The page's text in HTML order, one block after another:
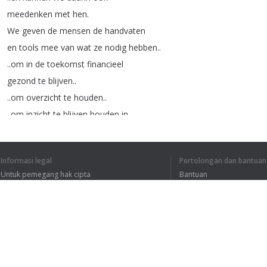
meedenken met hen.
We geven de mensen de handvaten
en tools mee van wat ze nodig hebben..
..om in de toekomst financieel
gezond te blijven..
..om overzicht te houden..
om inzicht te blijven houden in
..als zich wel
wat kan je dan doen en wat heb je dan nodig.
Informasi legal
Untuk pemegang hak cipta
Pertolongan dan bantuan
Bantuan